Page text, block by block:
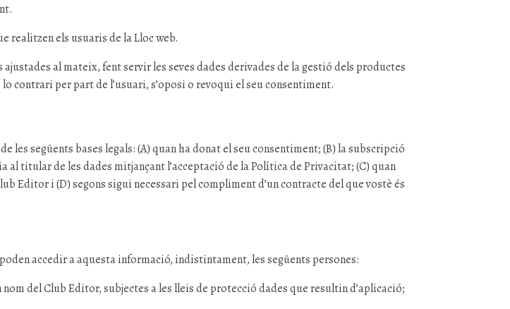
realitzen els usuaris de la Lloc web.
al mateix, fent servir les seves dades derivades de la gestió dels productes
contrari per part de l’usuari, s’oposi o revoqui el seu consentiment.
les següents bases legals: (A) quan ha donat el seu consentiment; (B) la subscripció
al titular de les dades mitjançant l’acceptació de la Política de Privacitat; (C) quan
Editor i (D) segons sigui necessari pel compliment d’un contracte del que vostè és
accedir a aquesta informació, indistintament, les següents persones:
del Club Editor, subjectes a les lleis de protecció dades que resultin d’aplicació;